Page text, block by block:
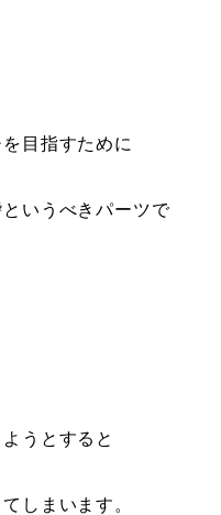
目指すために
いうべきパーツで
うとすると
しまいます。